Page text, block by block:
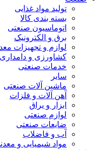
تولید مواد غذایی
بسته بندی کالا
اتوماسیون صنعتی
برق و الکترونیک
لوازم و تجهیزات معدن
کشاورزی و دامداری
خدمات صنعتی
ماشین آلات صنعتی
آهن آلات و فلزات
ابزار و یراق
لوازم صنعتی
ضایعات صنعتی
آب و فاضلاب
مواد شیمیایی و معدنی